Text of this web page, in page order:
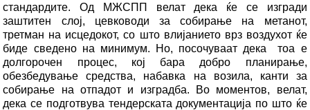
стандардите. Од МЖСПП велат дека ќе се изгради
заштитен слој, цевководи за собирање на метанот,
третман на исцедокот, со што влијанието врз воздухот ќе
биде сведено на минимум. Но, посочуваат дека тоа е
долгорочен процес, кој бара добро планирање,
обезбедување средства, набавка на возила, канти за
собирање на отпадот и изградба. Во моментов, велат,
дека се подготвува тендерската документација по што ќе